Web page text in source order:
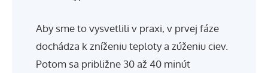
Aby sme to vysvetlili v praxi, v prvej fáze
dochádza k zníženiu teploty a zúženiu ciev.
Potom sa približne 30 až 40 minút